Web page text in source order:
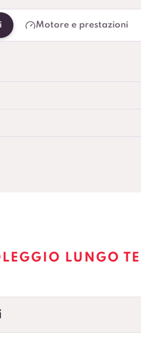
Motore e prestazioni
LUNGO